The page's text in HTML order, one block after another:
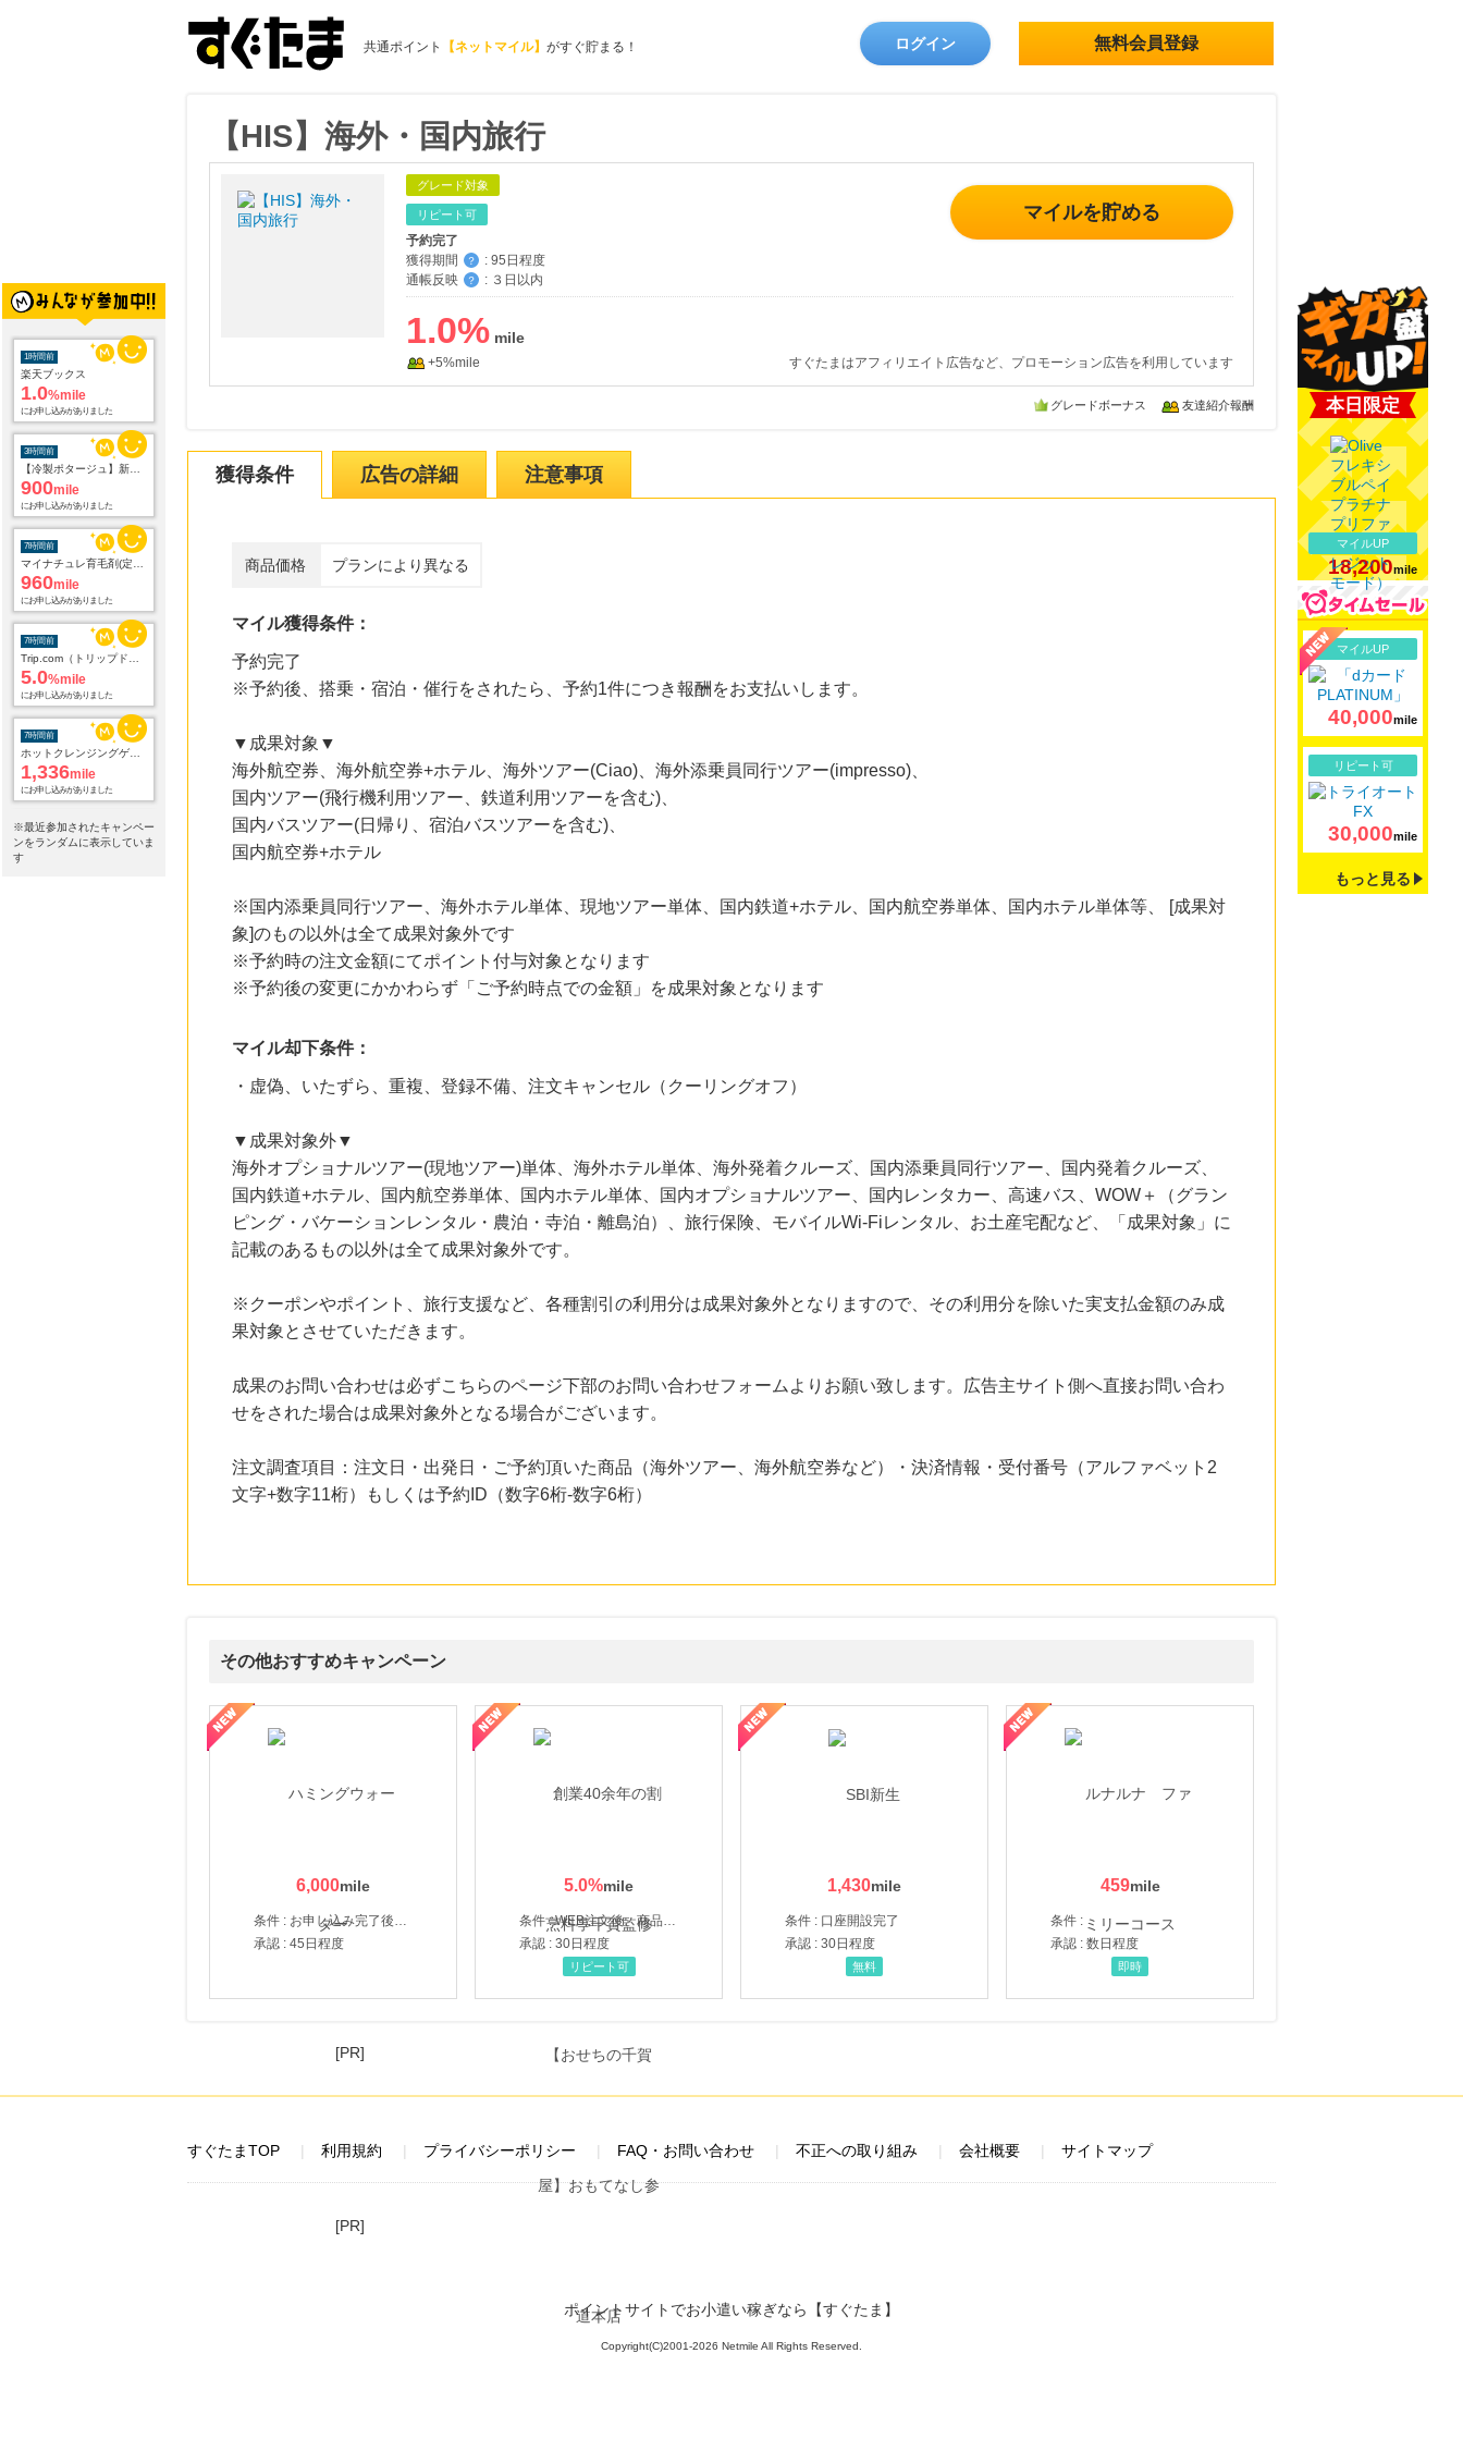
共通ポイント 【ネットマイル】 がすぐ貯まる！ ログイン 無料会員登録
楽天ブックス
1.0%mile
3時間前
900mile
にお申し込みがありました
7時間前
960mile
にお申し込みがありました
7時間前
5.0%mile
にお申し込みがありました
7時間前
1,336mile
にお申し込みがありました
8時間前
イーフローラ
4.7%mile
にお申し込みがありました
8時間前
※最近参加されたキャンペー
ンをランダムに表示していま
す
【HIS】海外・国内旅行
グレード対象
リピート可
予約完了
獲得期間
？ : 95日程度
通帳反映
？ : ３日以内
マイルを貯める
1.0%
+5%mile すぐたまはアフィリエイト広告など、プロモーション広告を利用しています
グレードボーナス 友達紹介報酬
獲得条件 広告の詳細 注意事項
商品価格 プランにより異なる
マイル獲得条件：
予約完了
※予約後、搭乗・宿泊・催行をされたら、予約1件につき報酬をお支払いします。
▼成果対象▼
海外航空券、海外航空券+ホテル、海外ツアー(Ciao)、海外添乗員同行ツアー(impresso)、
国内ツアー(飛行機利用ツアー、鉄道利用ツアーを含む)、
国内バスツアー(日帰り、宿泊バスツアーを含む)、
国内航空券+ホテル
※国内添乗員同行ツアー、海外ホテル単体、現地ツアー単体、国内鉄道+ホテル、国内航空券単体、国内ホテル単体等、 [成果対
象]のもの以外は全て成果対象外です
※予約時の注文金額にてポイント付与対象となります
※予約後の変更にかかわらず「ご予約時点での金額」を成果対象となります
マイル却下条件：
・虚偽、いたずら、重複、登録不備、注文キャンセル（クーリングオフ）
▼成果対象外▼
海外オプショナルツアー(現地ツアー)単体、海外ホテル単体、海外発着クルーズ、国内添乗員同行ツアー、国内発着クルーズ、
国内鉄道+ホテル、国内航空券単体、国内ホテル単体、国内オプショナルツアー、国内レンタカー、高速バス、WOW＋（グラン
ピング・バケーションレンタル・農泊・寺泊・離島泊）、旅行保険、モバイルWi-Fiレンタル、お土産宅配など、「成果対象」に
記載のあるもの以外は全て成果対象外です。
※クーポンやポイント、旅行支援など、各種割引の利用分は成果対象外となりますので、その利用分を除いた実支払金額のみ成
果対象とさせていただきます。
成果のお問い合わせは必ずこちらのページ下部のお問い合わせフォームよりお願い致します。広告主サイト側へ直接お問い合わ
せをされた場合は成果対象外となる場合がございます。
注文調査項目：注文日・出発日・ご予約頂いた商品（海外ツアー、海外航空券など）・決済情報・受付番号（アルファベット2
文字+数字11桁）もしくは予約ID（数字6桁-数字6桁）
その他おすすめキャンペーン
6,000
条件 : お申し込み完了後、決済登録完了と1ヶ月以内のサーバー初回設置。
承認 : 45日程度
5.0%
条件 : WEB注文後、商品受け取り+入金確認時点
承認 : 30日程度
【おせちの千賀屋】おもてなし参道本店
リピート可
1,430
条件 : 口座開設完了
承認 : 30日程度
SBI新生銀行「口座開設」
無料
459
条件 :
承認 : 数日程度
ルナルナ ファミリーコース
即時
本日限定
マイルUP
18,200mile
マイルUP
40,000mile
リピート可
30,000mile
もっと見る
[PR]
すぐたまTOP 利用規約 プライバシーポリシー FAQ・お問い合わせ 不正への取り組み 会社概要 サイトマップ
[PR]
ポイントサイトでお小遣い稼ぎなら【すぐたま】
Copyright(C)2001-2026 Netmile All Rights Reserved.